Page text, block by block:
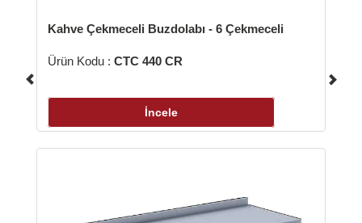
Kahve Çekmeceli Buzdolabı - 6 Çekmeceli
Ürün Kodu : CTC 440 CR
İncele